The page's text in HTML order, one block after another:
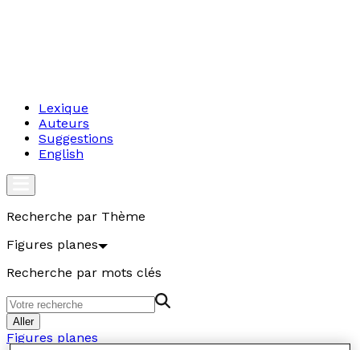
Lexique
Auteurs
Suggestions
English
Recherche par Thème
Figures planes
Recherche par mots clés
Aller
Figures planes